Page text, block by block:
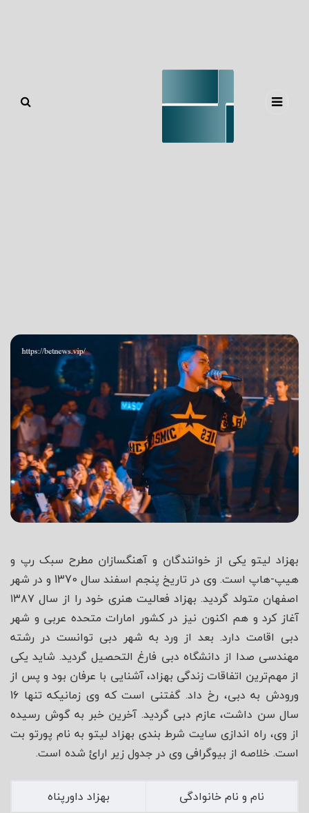
شاه
بهزاد لیتو یکی از خوانندگان و آهنگسازان مطرح سبک رپ و
هیپ-هاپ است. وی در تاریخ پنجم اسفند سال 1370 و در شهر
اصفهان متولد گردید. بهزاد فعالیت هنری خود را از سال ۱۳۸۷
آغاز کرد و هم اکنون نیز در کشور امارات متحده عربی و شهر
دبی اقامت دارد. بعد از ورد به شهر دبی توانست در رشته
مهندسی صدا از دانشگاه دبی فارغ التحصیل گردید. شاید یکی
از مهم‌ترین اتفاقات زندگی بهزاد، آشنایی با عرفان بود و پس از
ورودش به دبی، رخ داد. گفتنی است که وی زمانیکه تنها 16
سال سن داشت، عازم دبی گردید. آخرین خبر به گوش رسیده
از وی، راه اندازی سایت شرط بندی بهزاد لیتو به نام پورتو بت
است. خلاصه از بیوگرافی وی در جدول زیر ارائ شده است.
نام و نام خانوادگی
بهزاد داورپناه